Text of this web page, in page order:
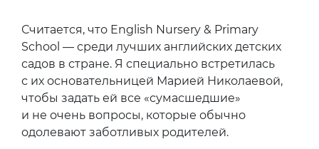
Считается, что English Nursery & Primary
School — среди лучших английских детских
садов в стране. Я специально встретилась
с их основательницей Марией Николаевой,
чтобы задать ей все «сумасшедшие»
и не очень вопросы, которые обычно
одолевают заботливых родителей.